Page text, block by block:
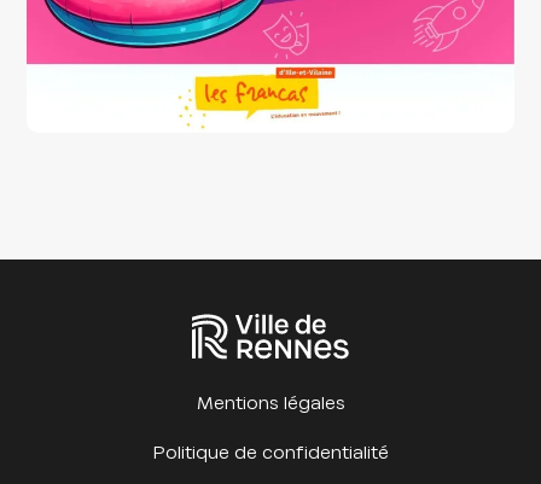
Mentions légales
Politique de confidentialité